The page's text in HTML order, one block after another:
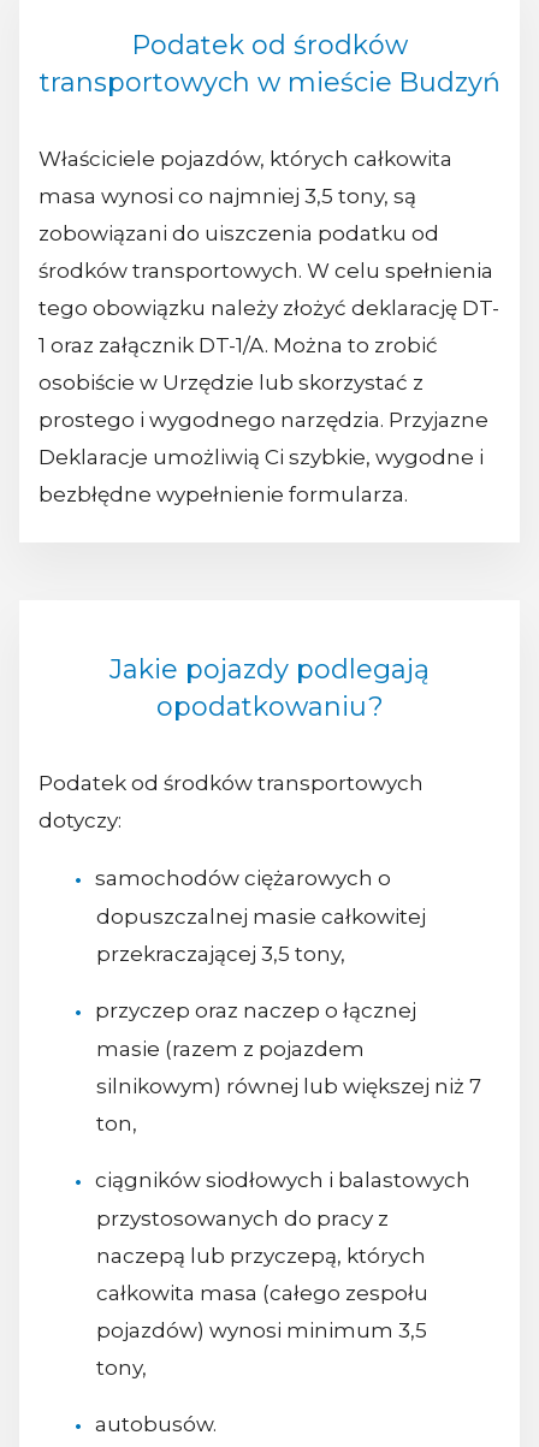
Podatek od środków
transportowych w mieście Budzyń
Właściciele pojazdów, których całkowita
masa wynosi co najmniej 3,5 tony, są
zobowiązani do uiszczenia podatku od
środków transportowych. W celu spełnienia
tego obowiązku należy złożyć deklarację DT-
1 oraz załącznik DT-1/A. Można to zrobić
osobiście w Urzędzie lub skorzystać z
prostego i wygodnego narzędzia. Przyjazne
Deklaracje umożliwią Ci szybkie, wygodne i
bezbłędne wypełnienie formularza.
Jakie pojazdy podlegają
opodatkowaniu?
Podatek od środków transportowych
dotyczy:
samochodów ciężarowych o
dopuszczalnej masie całkowitej
przekraczającej 3,5 tony,
przyczep oraz naczep o łącznej
masie (razem z pojazdem
silnikowym) równej lub większej niż 7
ton,
ciągników siodłowych i balastowych
przystosowanych do pracy z
naczepą lub przyczepą, których
całkowita masa (całego zespołu
pojazdów) wynosi minimum 3,5
tony,
autobusów.